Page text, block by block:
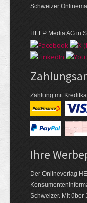
Schweizer
HELP Media AG in
Zahlung mit
Ihre
Der Onlineverlag
Schweizer. Mit